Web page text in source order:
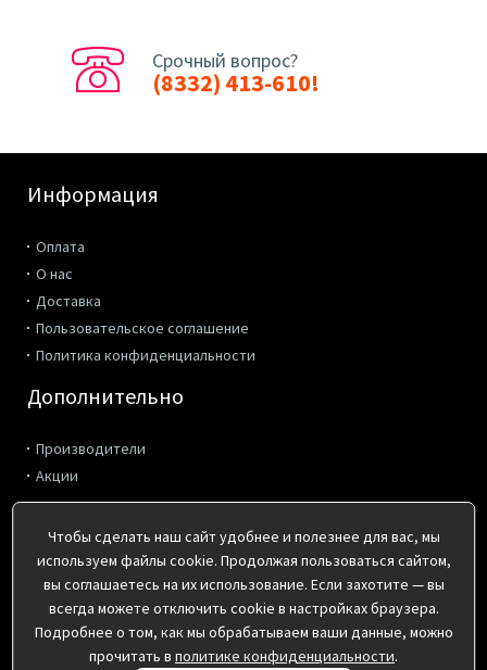
Срочный вопрос?
(8332) 413-610!
Информация
Оплата
О нас
Доставка
Пользовательское соглашение
Политика конфиденциальности
Дополнительно
Производители
Акции
г. Киров, ул. Коммунальная 2
пн-пт с 8:00 до 17:00
(8332) 41-36-10, 495-162, 495-172
info@pp43.ru
Чтобы сделать наш сайт удобнее и полезнее для вас, мы
используем файлы cookie. Продолжая пользоваться сайтом,
вы соглашаетесь на их использование. Если захотите — вы
всегда можете отключить cookie в настройках браузера.
Подробнее о том, как мы обрабатываем ваши данные, можно
прочитать в политике конфиденциальности.